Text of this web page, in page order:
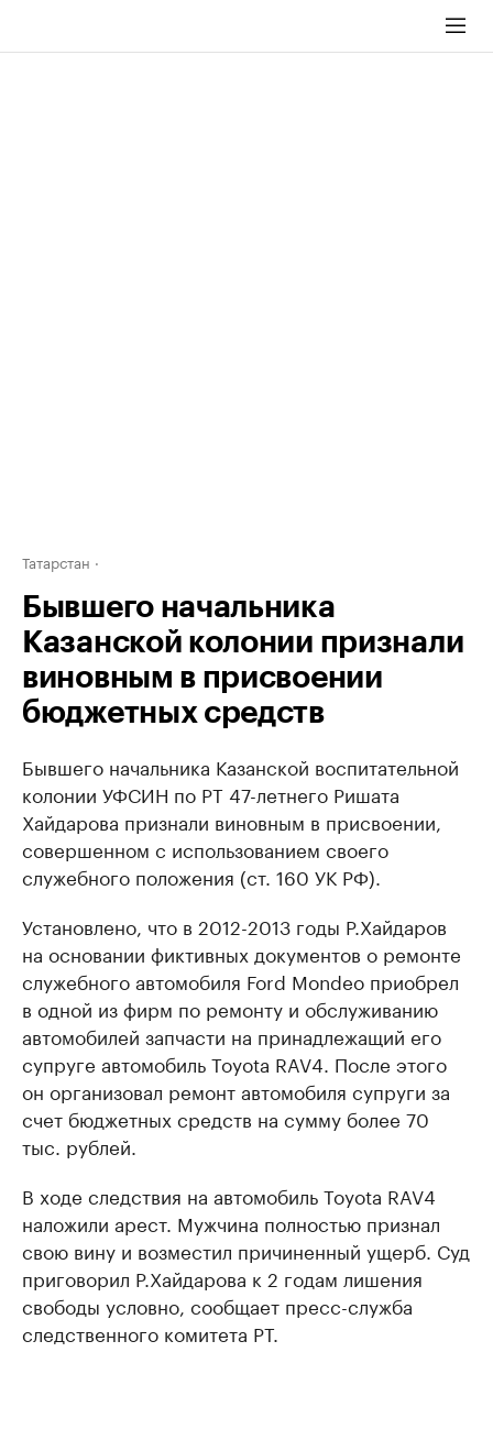
Татарстан
Бывшего начальника
Казанской колонии признали
виновным в присвоении
бюджетных средств
Бывшего начальника Казанской воспитательной
колонии УФСИН по РТ 47-летнего Ришата
Хайдарова признали виновным в присвоении,
совершенном с использованием своего
служебного положения (ст. 160 УК РФ).
Установлено, что в 2012-2013 годы Р.Хайдаров
на основании фиктивных документов о ремонте
служебного автомобиля Ford Mondeo приобрел
в одной из фирм по ремонту и обслуживанию
автомобилей запчасти на принадлежащий его
супруге автомобиль Toyota RAV4. После этого
он организовал ремонт автомобиля супруги за
счет бюджетных средств на сумму более 70
тыс. рублей.
В ходе следствия на автомобиль Toyota RAV4
наложили арест. Мужчина полностью признал
свою вину и возместил причиненный ущерб. Суд
приговорил Р.Хайдарова к 2 годам лишения
свободы условно, сообщает пресс-служба
следственного комитета РТ.